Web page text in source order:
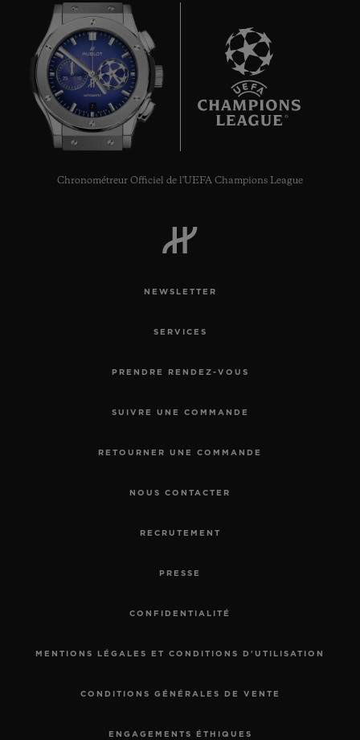
7
Chronométreur Officiel de l'UEFA Champions League
NEWSLETTER
SERVICES
PRENDRE RENDEZ-VOUS
SUIVRE UNE COMMANDE
RETOURNER UNE COMMANDE
NOUS CONTACTER
RECRUTEMENT
PRESSE
CONFIDENTIALITÉ
MENTIONS LÉGALES ET CONDITIONS D'UTILISATION
CONDITIONS GÉNÉRALES DE VENTE
ENGAGEMENTS ÉTHIQUES